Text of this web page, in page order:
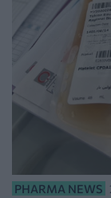
PHARMA NEWS